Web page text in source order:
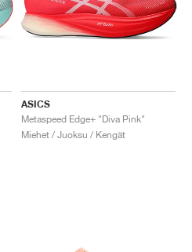
ASICS
Metaspeed Edge+ "Diva Pink"
Miehet / Juoksu / Kengät